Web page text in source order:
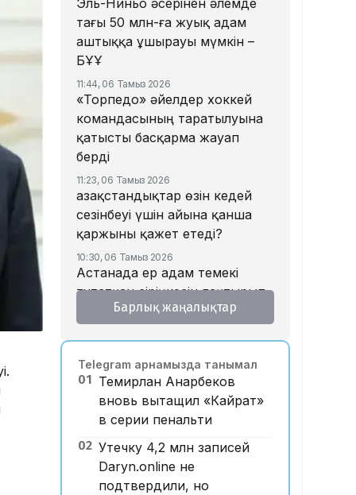
Эль-Ниньо әсерінен әлемде
тағы 50 млн-ға жуық адам
аштыққа ұшырауы мүмкін –
БҰҰ
11:44, 06 Тамыз 2026
«Торпедо» әйелдер хоккей
командасының таратылуына
қатысты басқарма жауап
берді
11:23, 06 Тамыз 2026
Қазақстандықтар өзін кедей
сезінбеуі үшін айына қанша
қаржыны қажет етеді?
10:30, 06 Тамыз 2026
Астанада ер адам темекі
тұтатқан сіріңкесін лақтырып,
тұрақта тұрған көлікті өртеп
Блогер Қайсар Қамза
Вьетнамнан Қазақстанға
жеткізіліп жатыр
09:52, 06 Тамыз 2026
FIFA 4,2 млрд долларлық
жобаға байланысты кешірім
сұрады
Барлық жаңалықтар
Telegram арнамызда танымал
01 Темирлан Анарбеков
вновь вытащил «Кайрат»
в серии пенальти
02 Утечку 4,2 млн записей
Daryn.online не
подтвердили, но